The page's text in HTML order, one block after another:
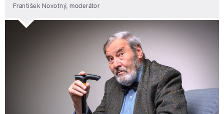
František Novotný, moderátor